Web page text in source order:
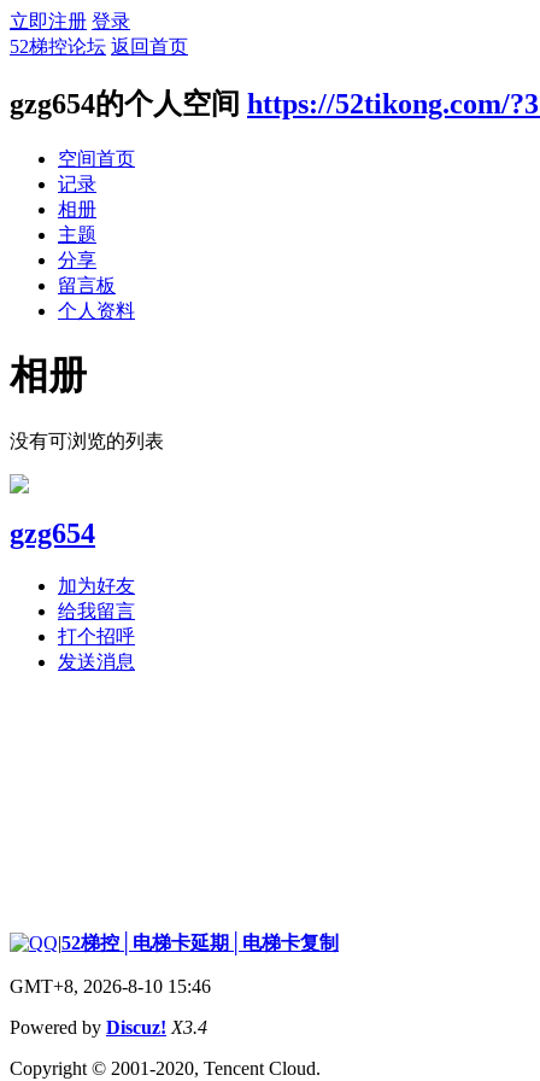
立即注册 登录
52梯控论坛 返回首页
gzg654的个人空间 https://52tikong.com/
空间首页
记录
相册
主题
分享
留言板
个人资料
相册
没有可浏览的列表
gzg654
加为好友
给我留言
打个招呼
发送消息
|52梯控│电梯卡延期│电梯卡复制
GMT+8, 2026-8-10 15:46
Powered by Discuz! X3.4
Copyright © 2001-2020, Tencent Cloud.